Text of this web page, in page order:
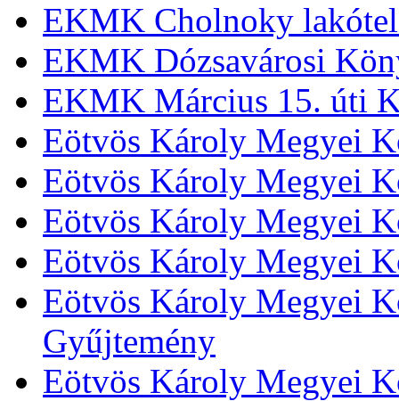
EKMK Cholnoky
EKMK Dózsavárosi
EKMK Március 15. úti
Eötvös Károly Megyei
Eötvös Károly Megyei
Eötvös Károly Megyei
Eötvös Károly Megyei
Eötvös Károly Megyei
Gyűjtemény
Eötvös Károly Megyei